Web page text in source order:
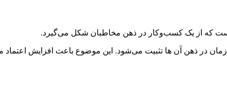
است که از یک کسب‌وکار در ذهن مخاطبان شکل می‌گیرد.
زمان در ذهن آن ها تثبیت می‌شود. این موضوع باعث افزایش